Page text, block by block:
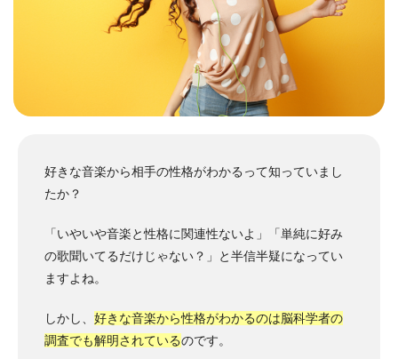
好きな音楽から相手の性格がわかるって知っていまし
たか？
「いやいや音楽と性格に関連性ないよ」「単純に好み
の歌聞いてるだけじゃない？」と半信半疑になってい
ますよね。
しかし、 好きな音楽から性格がわかるのは脳科学者の
調査でも解明されているのです。